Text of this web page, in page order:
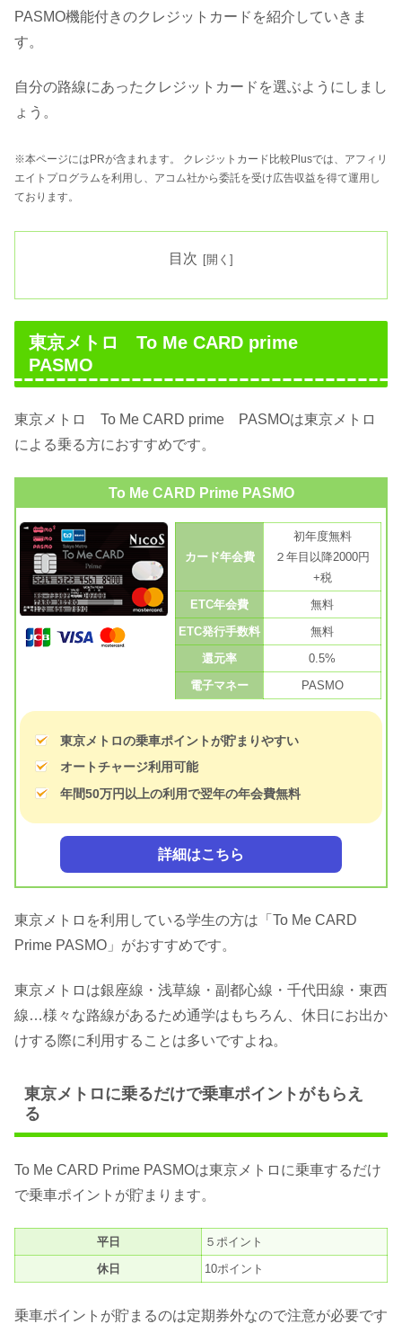
PASMO機能付きのクレジットカードを紹介していきま
す。
自分の路線にあったクレジットカードを選ぶようにしまし
ょう。
※本ページにはPRが含まれます。 クレジットカード比較Plusでは、アフィリ
エイトプログラムを利用し、アコム社から委託を受け広告収益を得て運用し
ております。
目次
東京メトロ To Me CARD prime
PASMO
東京メトロ To Me CARD prime PASMOは東京メトロ
による乗る方におすすめです。
To Me CARD Prime PASMO
カード年会費
初年度無料
２年目以降2000円
+税
ETC年会費
無料
ETC発行手数料
無料
還元率
0.5%
電子マネー
PASMO
東京メトロの乗車ポイントが貯まりやすい
オートチャージ利用可能
年間50万円以上の利用で翌年の年会費無料
詳細はこちら
東京メトロを利用している学生の方は「To Me CARD
Prime PASMO」がおすすめです。
東京メトロは銀座線・浅草線・副都心線・千代田線・東西
線…様々な路線があるため通学はもちろん、休日にお出か
けする際に利用することは多いですよね。
東京メトロに乗るだけで乗車ポイントがもらえ
る
To Me CARD Prime PASMOは東京メトロに乗車するだけ
で乗車ポイントが貯まります。
平日
５ポイント
休日
10ポイント
乗車ポイントが貯まるのは定期券外なので注意が必要です